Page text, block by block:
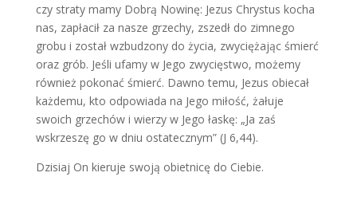
czy straty mamy Dobrą Nowinę: Jezus Chrystus kocha
nas, zapłacił za nasze grzechy, zszedł do zimnego
grobu i został wzbudzony do życia, zwyciężając śmierć
oraz grób. Jeśli ufamy w Jego zwycięstwo, możemy
również pokonać śmierć. Dawno temu, Jezus obiecał
każdemu, kto odpowiada na Jego miłość, żałuje
swoich grzechów i wierzy w Jego łaskę: „Ja zaś
wskrzeszę go w dniu ostatecznym” (J 6,44).
Dzisiaj On kieruje swoją obietnicę do Ciebie.